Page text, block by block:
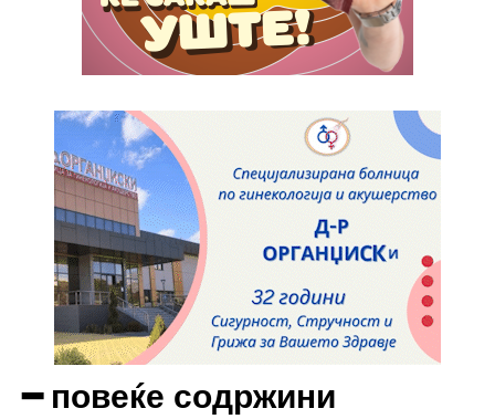
━ повеќе содржини